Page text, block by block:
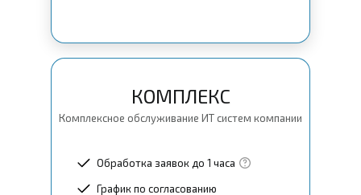
КОМПЛЕКС
Комплексное обслуживание ИТ систем компании
Обработка заявок до 1 часа
График по согласованию